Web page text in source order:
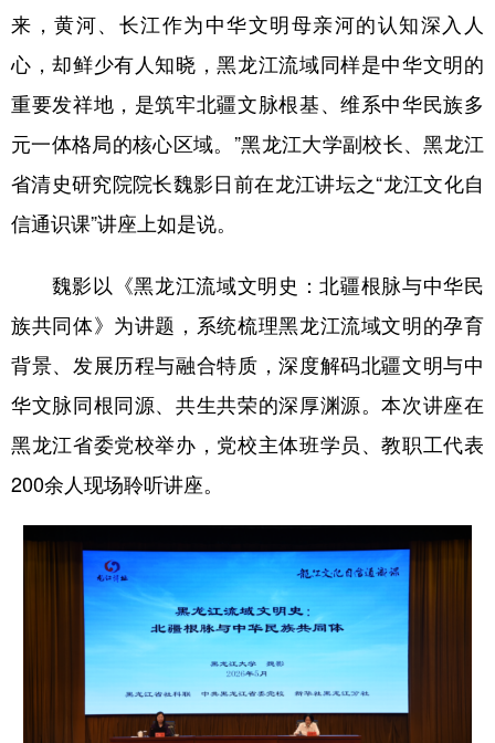
亚太网 上市公司 投教基地
地方频道
北京 天津 河北 山西
辽宁 吉林 上海 江苏
浙江 安徽
山东 河南 湖北 湖南
广东 广西 海南 重庆
四川 贵州 云南 西藏
新疆 内蒙古
多语种频道
English Español Français
Русский язык 日本語 한국어
Deutsch Português
来，黄河、长江作为中华文明母亲河的认知深入人
心，却鲜少有人知晓，黑龙江流域同样是中华文明的
重要发祥地，是筑牢北疆文脉根基、维系中华民族多
元一体格局的核心区域。”黑龙江大学副校长、黑龙江
省清史研究院院长魏影日前在龙江讲坛之“龙江文化自
信通识课”讲座上如是说。
魏影以《黑龙江流域文明史：北疆根脉与中华民
族共同体》为讲题，系统梳理黑龙江流域文明的孕育
背景、发展历程与融合特质，深度解码北疆文明与中
华文脉同根同源、共生共荣的深厚渊源。本次讲座在
黑龙江省委党校举办，党校主体班学员、教职工代表
200余人现场聆听讲座。